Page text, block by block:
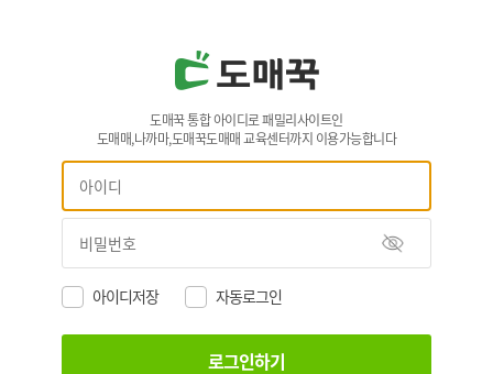
도매꾹 통합 아이디로 패밀리사이트인
도매매,나까마,도매꾹도매매 교육센터까지 이용가능합니다
아이디저장 자동로그인